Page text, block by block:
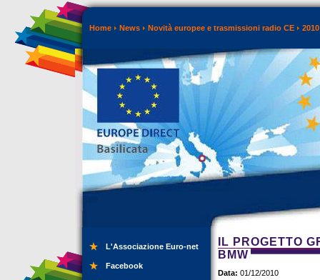
Home News Novità europee e trasmissioni radio CE 2010
L'Associazione Euro-net
Facebook
IL PROGETTO
BMW
Data: 01/12/2010